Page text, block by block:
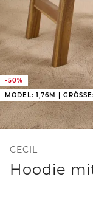
-50%
MODEL: 1,76M | GRÖSSE:
CECIL
Hoodie